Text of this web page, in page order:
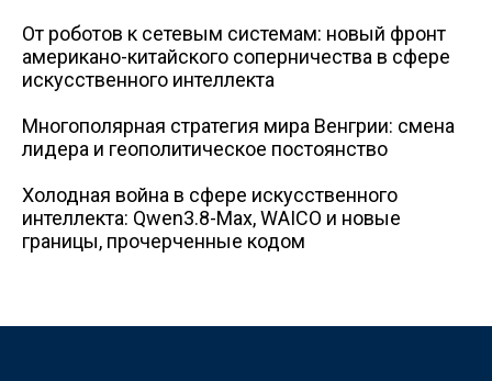
От роботов к сетевым системам: новый фронт
американо-китайского соперничества в сфере
искусственного интеллекта
Многополярная стратегия мира Венгрии: смена
лидера и геополитическое постоянство
Холодная война в сфере искусственного
интеллекта: Qwen3.8-Max, WAICO и новые
границы, прочерченные кодом